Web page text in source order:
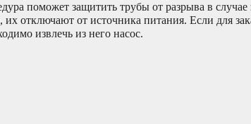
поможет защитить трубы от разрыва в случае
отключают от источника питания. Если для
извлечь из него насос.